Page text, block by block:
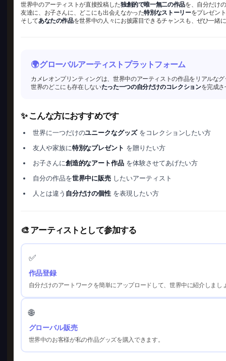
世界中のアーティストが直接投稿した独創的で唯一無二の作品を、自分だけ
友達に、お子さんに、どこにも出会えなかった特別なストーリーをプレゼン
そしてあなたの作品を世界中の人々にお披露目できるチャンスも、ぜひ一緒
🌍 グローバルアーティストプラットフォーム
カメレオンプリンティングは、世界中のアーティストの作品をリアルな
世界のどこにも存在しないたった一つの自分だけのコレクションを完成
✨ こんな方におすすめです
世界に一つだけのユニークなグッズ をコレクションしたい方
友人や家族に特別なプレゼント を贈りたい方
お子さんに創造的なアート作品 を体験させてあげたい方
自分の作品を世界中に販売 したいアーティスト
人とは違う 自分だけの個性 を表現したい方
🎨 アーティストとして参加する
✅
作品登録
自分だけのアートワークを簡単にアップロードして、世界中に紹介しまし
🌐
グローバル販売
世界中のお客様が私の作品グッズを購入できます。